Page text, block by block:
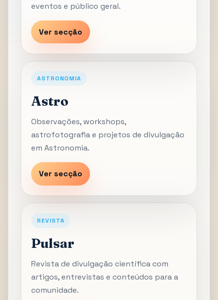
eventos e público geral.
Ver secção
ASTRONOMIA
Astro
Observações, workshops,
astrofotografia e projetos de divulgação
em Astronomia.
Ver secção
REVISTA
Pulsar
Revista de divulgação científica com
artigos, entrevistas e conteúdos para a
comunidade.